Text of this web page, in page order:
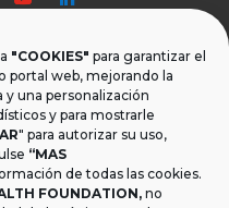
"COOKIES" para garantizar el
web, mejorando la
una personalización
y para mostrarle
" para autorizar su uso,
“MAS
de todas las cookies.
FOUNDATION, no
2. 41001, Sevilla.